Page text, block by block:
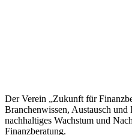
Der Verein „Zukunft für
Branchenwissen, Austausch
nachhaltiges Wachstum und
Finanzberatung.